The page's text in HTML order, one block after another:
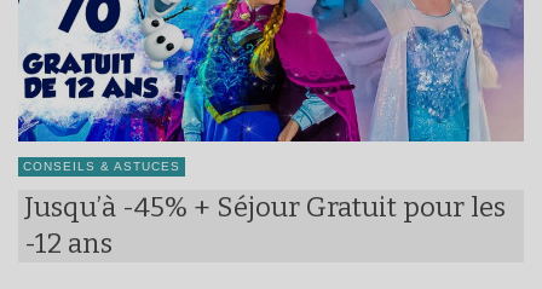
CONSEILS & ASTUCES
Jusqu’à -45% + Séjour Gratuit pour les
-12 ans